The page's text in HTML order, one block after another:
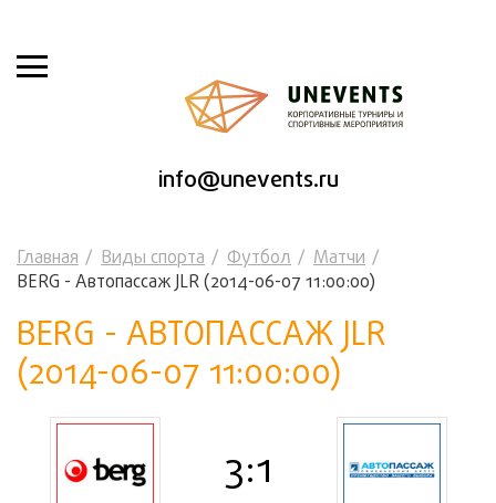
info@unevents.ru
Главная Виды спорта Футбол
Матчи
BERG - Автопассаж JLR (2014-06-07 11:00:00)
BERG - АВТОПАССАЖ JLR
(2014-06-07 11:00:00)
3:1